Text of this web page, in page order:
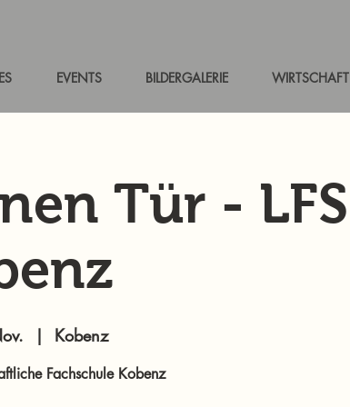
EVENTS BILDERGALERIE WIRTSCHAFT
Tür - LFS
  |
Kobenz
Fachschule Kobenz